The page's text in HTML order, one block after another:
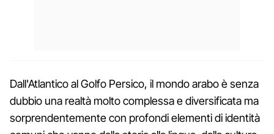
Dall'Atlantico al Golfo Persico, il mondo arabo è senza
dubbio una realtà molto complessa e diversificata ma
sorprendentemente con profondi elementi di identità